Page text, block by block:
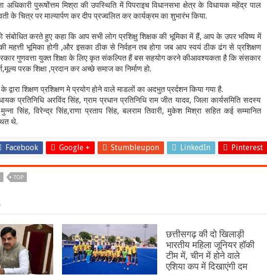
अधिकारी पुरूषोंत्तम मिश्रा की उपस्थिति में पिपराइच विधानसभा क्षेत्र के विधायक महेंद्र पाल
के चित्र पर माल्यार्पण कर दीप प्रज्वलित कर कार्यक्रम का शुभारंभ किया.
संबोधित करते हुए कहा कि आप सभी लोग प्रशिक्षु शिक्षक की भूमिका में हैं, आप के उपर भविष्य में
की महत्ती भूमिका होगी ,और इसका ठीक से निर्वहन तब होगा जब आप स्वयं ठीक ढंग से प्रशिक्षण
गुणवत्ता युक्त शिक्षा के लिए कृत संकल्पित हैं बस सहयोग करने कीआवश्यकता है कि संसकार
परक शिक्षा ,प्रदान कर अच्छे समाज का निर्माण हो.
के द्वारा शिक्षण प्रशिक्षण मे प्रयोग होने वाले माडलों का अदभुत प्रर्दशन किया गया है.
प्रतिनिधि अरविंद सिंह, ग्राम प्रधान प्रतिनिधि राम जीत यादव, जिला कार्यसमिति सदस्य
सिंह, विरेन्द्र सिंह,राणा प्रताप सिंह, बलराम तिवारी, मुकेश मिश्रा सहित कई सम्मानित
थे.
Facebook Google + Stumbleupon LinkedIn Pinterest
TOP
छत्तीसगढ़ की दो खिलाड़ी
भारतीय महिला जूनियर हॉकी
टीम में, चीन में होने वाले
एशिया कप में दिखाएंगी दम